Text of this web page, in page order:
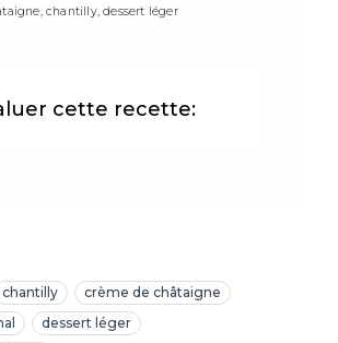
chantilly, dessert léger
cette recette:
chantilly
crème de châtaigne
dessert léger